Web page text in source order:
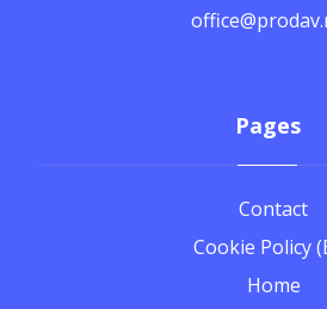
Pages
Contact
Cookie Policy
Home